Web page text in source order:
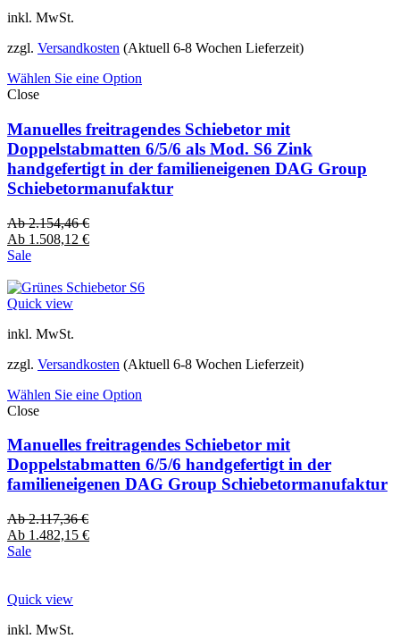
inkl. MwSt.
zzgl. Versandkosten (Aktuell 6-8 Wochen Lieferzeit)
Wählen Sie eine Option
Close
Manuelles freitragendes Schiebetor mit
Doppelstabmatten 6/5/6 als Mod. S6 Zink
handgefertigt in der familieneigenen DAG Group
Schiebetormanufaktur
Ab2.154,46€
Ab 1.508,12 €
Sale
Quick view
inkl. MwSt.
zzgl. Versandkosten (Aktuell 6-8 Wochen Lieferzeit)
Wählen Sie eine Option
Close
Manuelles freitragendes Schiebetor mit
Doppelstabmatten 6/5/6 handgefertigt in der
familieneigenen DAG Group Schiebetormanufaktur
Ab2.117,36€
Ab 1.482,15 €
Sale
Quick view
inkl. MwSt.